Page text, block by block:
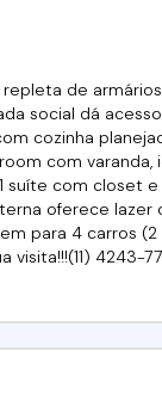
de
social dá
cozinha
com
suíte com closet
oferece
para 4 carros (2
4243-